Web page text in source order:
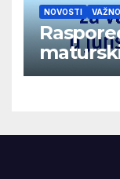
NOVOSTI VAŽNO